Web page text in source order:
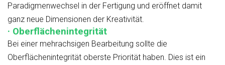
Paradigmenwechsel in der Fertigung und eröffnet damit
ganz neue Dimensionen der Kreativität.
· Oberflächenintegrität
Bei einer mehrachsigen Bearbeitung sollte die
Oberflächenintegrität oberste Priorität haben. Dies ist ein